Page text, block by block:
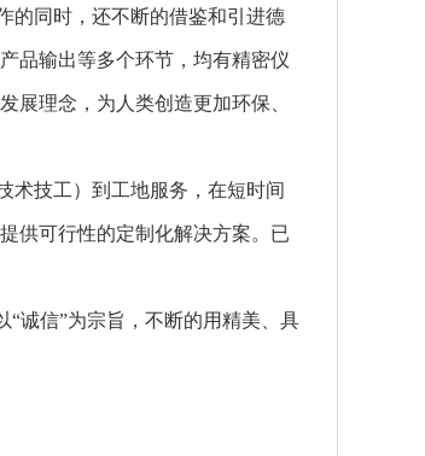
的同时，还不断的借鉴和引进德
品输出等多个环节，均有精密仪
展理念，为人类创造更加环保、
术技工）到工地服务，在短时间
供可行性的定制化解决方案。已
诚信”为宗旨，不断的用精美、具